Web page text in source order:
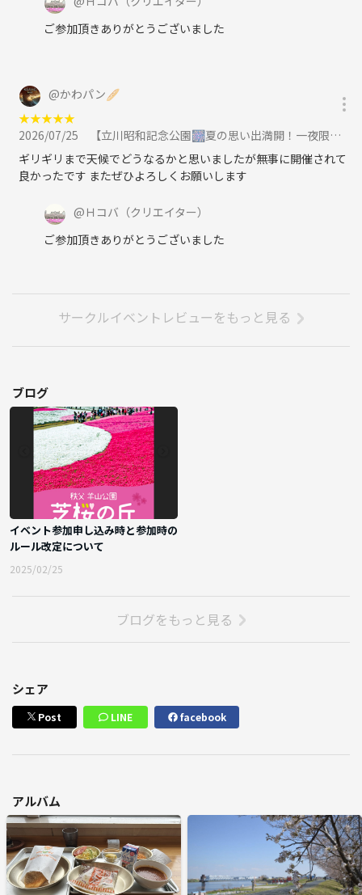
ご参加頂きありがとうございました
@かわパン🥖
★★★★★
2026/07/25
【立川昭和記念公園🎆夏の思い出満開！一夜限りの花火スペシャルに参加
ギリギリまで天候でどうなるかと思いましたが無事に開催されて
良かったです またぜひよろしくお願いします
@ Ｈコバ （クリエイター）
ご参加頂きありがとうございました
サークルイベントレビューをもっと見る
ブログ
イベント参加申し込み時と参加時の
ルール改定について
2025/02/25
ブログをもっと見る
シェア
Post LINE facebook
アルバム